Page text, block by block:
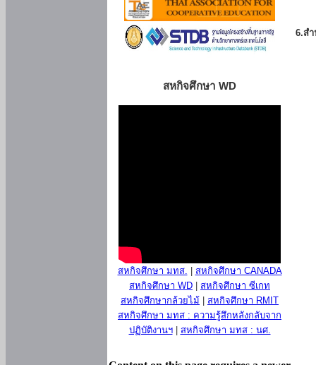
สหกิจศึกษา WD
สหกิจศึกษา มทส.
สหกิจศึกษา CANADA
สหกิจศึกษา WD
สหกิจศึกษา ซีเกท
สหกิจศึกษากล้วยไม้
สหกิจศึกษา RMIT
สหกิจศึกษา มทส : ความรู้สึกหลังกลับจาก
ปฏิบัติงานฯ| สหกิจศึกษา มทส : นศ.
6.ส